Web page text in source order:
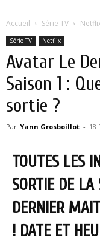
Accueil Série TV
Série TV Netflix
Avatar Le
Saison 1 :
sortie ?
Par Yann Grosboillot - 18
TOUTES LES
SORTIE DE LA
DERNIER
! DATE ET